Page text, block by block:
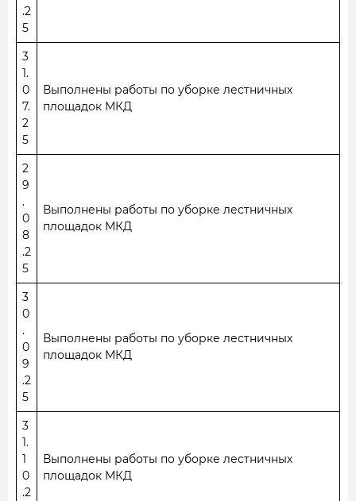
.2
5
3
1.
0
7.
2
5
Выполнены работы по уборке лестничных
площадок МКД
2
9
.
0
8
.2
5
Выполнены работы по уборке лестничных
площадок МКД
3
0
.
0
9
.2
5
Выполнены работы по уборке лестничных
площадок МКД
3
1.
1
0
.2
Выполнены работы по уборке лестничных
площадок МКД